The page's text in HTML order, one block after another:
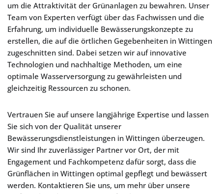
um die Attraktivität der Grünanlagen zu bewahren. Unser
Team von Experten verfügt über das Fachwissen und die
Erfahrung, um individuelle Bewässerungskonzepte zu
erstellen, die auf die örtlichen Gegebenheiten in Wittingen
zugeschnitten sind. Dabei setzen wir auf innovative
Technologien und nachhaltige Methoden, um eine
optimale Wasserversorgung zu gewährleisten und
gleichzeitig Ressourcen zu schonen.
Vertrauen Sie auf unsere langjährige Expertise und lassen
Sie sich von der Qualität unserer
Bewässerungsdienstleistungen in Wittingen überzeugen.
Wir sind Ihr zuverlässiger Partner vor Ort, der mit
Engagement und Fachkompetenz dafür sorgt, dass die
Grünflächen in Wittingen optimal gepflegt und bewässert
werden. Kontaktieren Sie uns, um mehr über unsere